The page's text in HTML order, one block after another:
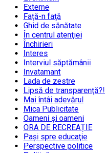
Externe
Faţă-n faţă
Ghid de sănătate
În centrul atenţiei
Închirieri
Interes
Interviul săptămânii
Invatamant
Lada de zestre
Lipsă de transparenţă?!
Mai întâi adevărul
Mica Publicitate
Oameni şi oameni
ORA DE RECREAȚIE
Paşi spre educaţie
Perspective politice